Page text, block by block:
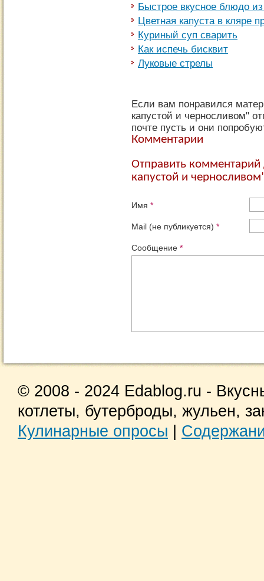
Быстрое вкусное блюдо
Цветная капуста в кляре
Куриный суп сварить
Как испечь бисквит
Луковые стрелы
Если вам понравился
капустой и черносливом"
почте пусть и они
Комментарии
Отправить
капустой и
Имя *
Mail (не публикуется) *
Сообщение *
© 2008 - 2024 Edablog.ru -
котлеты, бутерброды, жульен,
Кулинарные опросы